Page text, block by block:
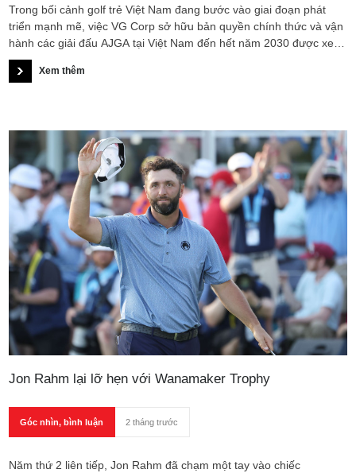
Trong bối cảnh golf trẻ Việt Nam đang bước vào giai đoạn phát
triển mạnh mẽ, việc VG Corp sở hữu bản quyền chính thức và vận
hành các giải đấu AJGA tại Việt Nam đến hết năm 2030 được xem
là nền tảng để xây dựng một chiến lược dài hạn cho golf trẻ.
Không chỉ dừng ở việc tổ chức giải đấu, lộ trình 5 năm còn hướng
Xem thêm
Jon Rahm lại lỡ hẹn với Wanamaker Trophy
Góc nhìn, bình luận 2 tháng trước
Năm thứ 2 liên tiếp, Jon Rahm đã chạm một tay vào chiếc